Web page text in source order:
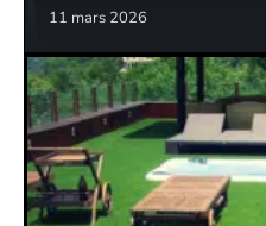
11 mars 2026